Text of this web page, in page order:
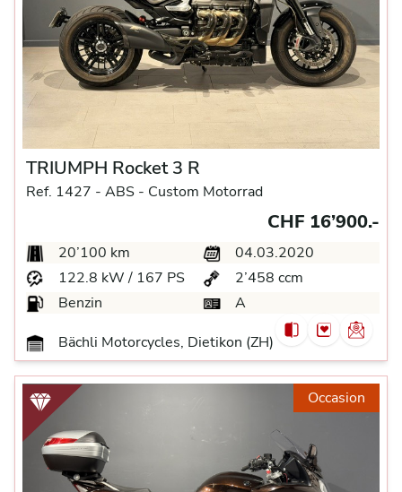
TRIUMPH Rocket 3 R
Ref. 1427 - ABS - Custom Motorrad
CHF 16’900.-
20’100 km
04.03.2020
122.8 kW / 167 PS
2’458 ccm
Benzin
A
Bächli Motorcycles, Dietikon (ZH)
Occasion